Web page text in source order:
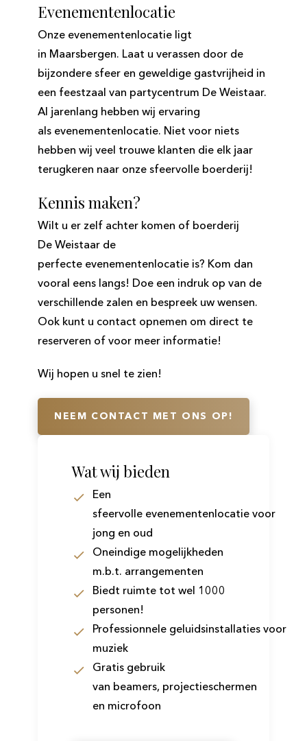
Evenementenlocatie
Onze evenementenlocatie ligt
in Maarsbergen. Laat u verassen door de
bijzondere sfeer en geweldige gastvrijheid in
een feestzaal van partycentrum De Weistaar.
Al jarenlang hebben wij ervaring
als evenementenlocatie. Niet voor niets
hebben wij veel trouwe klanten die elk jaar
terugkeren naar onze sfeervolle boerderij!
Kennis maken?
Wilt u er zelf achter komen of boerderij
De Weistaar de
perfecte evenementenlocatie is? Kom dan
vooral eens langs! Doe een indruk op van de
verschillende zalen en bespreek uw wensen.
Ook kunt u contact opnemen om direct te
reserveren of voor meer informatie!
​Wij hopen u snel te zien!
NEEM CONTACT MET ONS OP!
Wat wij bieden
Een
sfeervolle evenementenlocatie voor
jong en oud
Oneindige mogelijkheden
m.b.t. arrangementen
Biedt ruimte tot wel 1000
personen!
Professionnele geluidsinstallaties voor
muziek
Gratis gebruik
van beamers, projectieschermen
en microfoon